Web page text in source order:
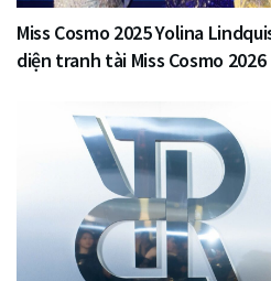
Miss Cosmo 2025 Yolina
diện tranh tài Miss Cosmo 2026